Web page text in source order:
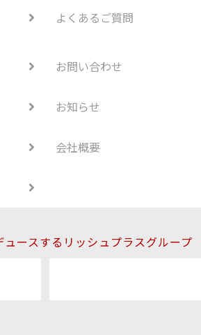
よくあるご質問
お問い合わせ
お知らせ
会社概要
ースするリッシュプラスグループ